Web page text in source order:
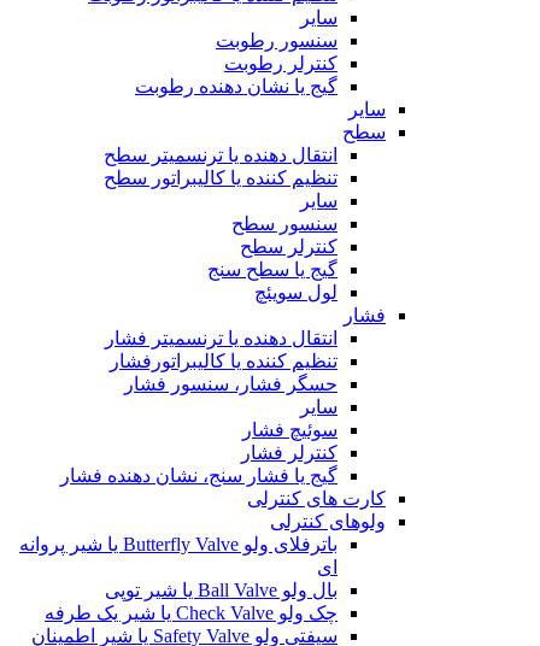
سایر
سنسور رطوبت
کنترلر رطوبت
گیج یا نشان دهنده رطوبت
سایر
سطح
انتقال دهنده یا ترنسمیتر سطح
تنظیم کننده یا کالیبراتور سطح
سایر
سنسور سطح
کنترلر سطح
گیج یا سطح سنج
لول سویئچ
فشار
انتقال دهنده یا ترنسمیتر فشار
تنظیم کننده یا کالیبراتورفشار
حسگر فشار، سنسور فشار
سایر
سوئیچ فشار
کنترلر فشار
گیج یا فشار سنج، نشان دهنده فشار
کارت های کنترلی
ولوهای کنترلی
باترفلای ولو Butterfly Valve یا شیر پروانه
ای
بال ولو Ball Valve یا شیر توپی
چک ولو Check Valve یا شیر یک طرفه
سیفتی ولو Safety Valve یا شیر اطمینان